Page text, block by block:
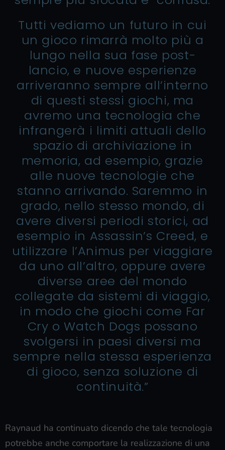
Tutti vediamo un futuro in cui
un gioco rimarrà molto più a
lungo nella sua fase post-
lancio, e nuove esperienze
arriveranno sempre all’interno
di questi stessi giochi, ma
avremo una tecnologia che
infrangerà i limiti attuali dello
spazio di archiviazione in
memoria, ad esempio, grazie
alle nuove tecnologie che
stanno arrivando. Saremmo in
grado, nello stesso mondo, di
avere diversi periodi storici, ad
esempio in Assassin’s Creed, e
utilizzare l’Animus per viaggiare
da uno all’altro, oppure avere
diverse aree del mondo
collegate da sistemi di viaggio,
in modo che giochi come Far
Cry o Watch Dogs possano
svolgersi in paesi diversi ma
sempre nella stessa esperienza
di gioco, senza soluzione di
continuità.”
Raynaud ha continuato dicendo che tale tecnologia
potrebbe anche comportare la realizzazione di una